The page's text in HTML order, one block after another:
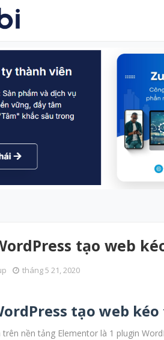
tạo web
tháng 5 21, 2020
tạo web
nền tảng Elementor là 1 plugin